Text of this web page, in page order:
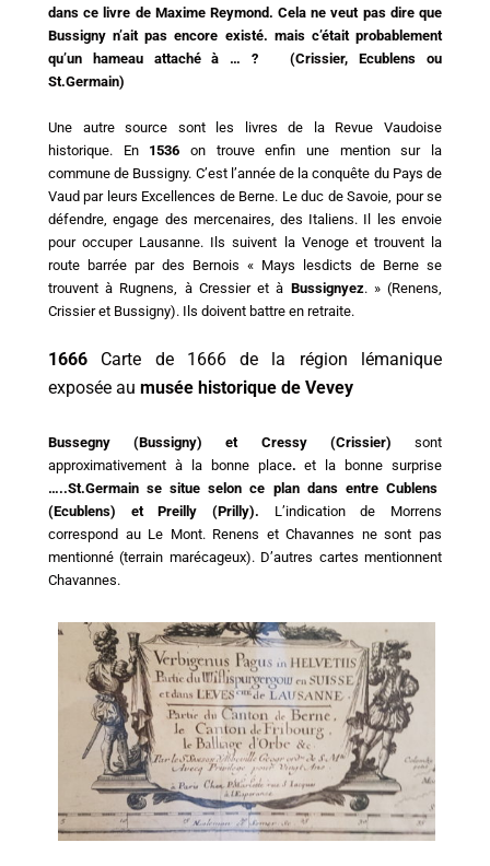
dans ce livre de Maxime Reymond. Cela ne veut pas dire que
Bussigny n’ait pas encore existé. mais c’était probablement
qu’un hameau attaché à … ? (Crissier, Ecublens ou
St.Germain)
Une autre source sont les livres de la Revue Vaudoise
historique. En 1536 on trouve enfin une mention sur la
commune de Bussigny. C’est l’année de la conquête du Pays de
Vaud par leurs Excellences de Berne. Le duc de Savoie, pour se
défendre, engage des mercenaires, des Italiens. Il les envoie
pour occuper Lausanne. Ils suivent la Venoge et trouvent la
route barrée par des Bernois « Mays lesdicts de Berne se
trouvent à Rugnens, à Cressier et à Bussignyez. » (Renens,
Crissier et Bussigny). Ils doivent battre en retraite.
1666 Carte de 1666 de la région lémanique
exposée au musée historique de Vevey
Bussegny (Bussigny) et Cressy (Crissier) sont
approximativement à la bonne place.et la bonne surprise
…..St.Germain se situe selon ce plan dans entre Cublens
(Ecublens) et Preilly (Prilly). L’indication de Morrens
correspond au Le Mont. Renens et Chavannes ne sont pas
mentionné (terrain marécageux). D’autres cartes mentionnent
Chavannes.